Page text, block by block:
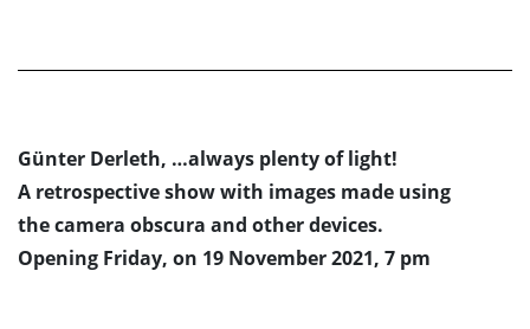
Günter Derleth, …always plenty of light!
A retrospective show with images made using
the camera obscura and other devices.
Opening Friday, on 19 November 2021, 7 pm